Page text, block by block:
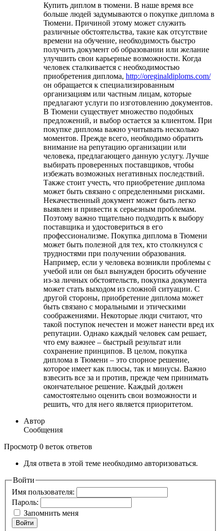
Купить диплом в тюмени. В наше время все
больше людей задумываются о покупке диплома в
Тюмени. Причиной этому может служить
различные обстоятельства, такие как отсутствие
времени на обучение, необходимость быстро
получить документ об образовании или желание
улучшить свои карьерные возможности. Когда
человек сталкивается с необходимостью
приобретения диплома, http://oreginaldiploms.com/
он обращается к специализированным
организациям или частным лицам, которые
предлагают услуги по изготовлению документов.
В Тюмени существует множество подобных
предложений, и выбор остается за клиентом. При
покупке диплома важно учитывать несколько
моментов. Прежде всего, необходимо обратить
внимание на репутацию организации или
человека, предлагающего данную услугу. Лучше
выбирать проверенных поставщиков, чтобы
избежать возможных негативных последствий.
Также стоит учесть, что приобретение диплома
может быть связано с определенными рисками.
Некачественный документ может быть легко
выявлен и привести к серьезным проблемам.
Поэтому важно тщательно подходить к выбору
поставщика и удостовериться в его
профессионализме. Покупка диплома в Тюмени
может быть полезной для тех, кто столкнулся с
трудностями при получении образования.
Например, если у человека возникли проблемы с
учебой или он был вынужден бросить обучение
из-за личных обстоятельств, покупка документа
может стать выходом из сложной ситуации. С
другой стороны, приобретение диплома может
быть связано с моральными и этическими
соображениями. Некоторые люди считают, что
такой поступок нечестен и может нанести вред их
репутации. Однако каждый человек сам решает,
что ему важнее – быстрый результат или
сохранение принципов. В целом, покупка
диплома в Тюмени – это спорное решение,
которое имеет как плюсы, так и минусы. Важно
взвесить все за и против, прежде чем принимать
окончательное решение. Каждый должен
самостоятельно оценить свои возможности и
решить, что для него является приоритетом.
Автор
Сообщения
Просмотр 0 веток ответов
Для ответа в этой теме необходимо авторизоваться.
Войти
Имя пользователя:
Пароль:
Запомнить меня
Войти